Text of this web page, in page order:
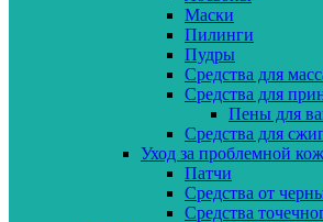
Маски
Пилинги
Пудры
Средства для
Средства для
Пены для
Средства для
Уход за проблемной
Патчи
Средства от
Средства